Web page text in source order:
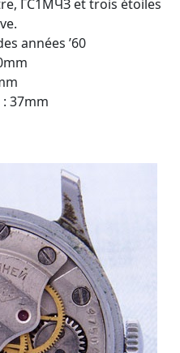
ГC1MЧЗ et trois étoiles
années ’60
37mm